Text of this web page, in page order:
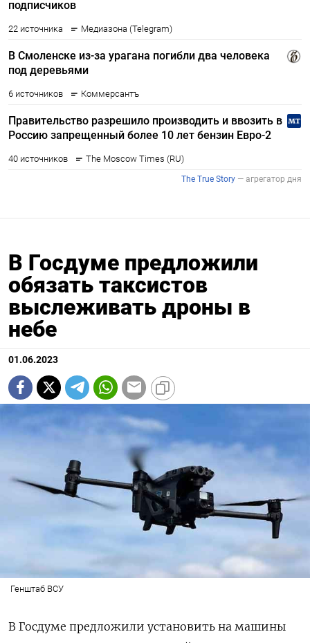
В Госдуме предложили
обязать таксистов
выслеживать дроны в
небе
01.06.2023
Генштаб ВСУ
В Госдуме предложили установить на машины